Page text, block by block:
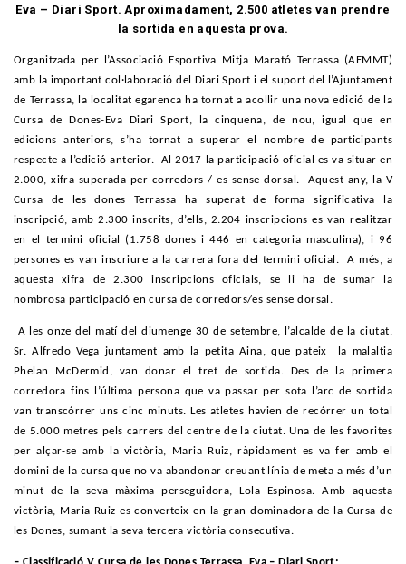
Eva – Diari Sport. Aproximadament, 2.500 atletes van prendre
la sortida en aquesta prova.
Organitzada per l’Associació Esportiva Mitja Marató Terrassa (AEMMT)
amb la important col·laboració del Diari Sport i el suport del l’Ajuntament
de Terrassa, la localitat egarenca ha tornat a acollir una nova edició de la
Cursa de Dones-Eva Diari Sport, la cinquena, de nou, igual que en
edicions anteriors, s’ha tornat a superar el nombre de participants
respecte a l’edició anterior. Al 2017 la participació oficial es va situar en
2.000, xifra superada per corredors / es sense dorsal. Aquest any, la V
Cursa de les dones Terrassa ha superat de forma significativa la
inscripció, amb 2.300 inscrits, d’ells, 2.204 inscripcions es van realitzar
en el termini oficial (1.758 dones i 446 en categoria masculina), i 96
persones es van inscriure a la carrera fora del termini oficial. A més, a
aquesta xifra de 2.300 inscripcions oficials, se li ha de sumar la
nombrosa participació en cursa de corredors/es sense dorsal.
A les onze del matí del diumenge 30 de setembre, l’alcalde de la ciutat,
Sr. Alfredo Vega juntament amb la petita Aina, que pateix la malaltia
Phelan McDermid, van donar el tret de sortida. Des de la primera
corredora fins l’última persona que va passar per sota l’arc de sortida
van transcórrer uns cinc minuts. Les atletes havien de recórrer un total
de 5.000 metres pels carrers del centre de la ciutat. Una de les favorites
per alçar-se amb la victòria, Maria Ruiz, ràpidament es va fer amb el
domini de la cursa que no va abandonar creuant línia de meta a més d’un
minut de la seva màxima perseguidora, Lola Espinosa. Amb aquesta
victòria, Maria Ruiz es converteix en la gran dominadora de la Cursa de
les Dones, sumant la seva tercera victòria consecutiva.